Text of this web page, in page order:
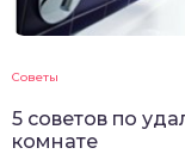
Советы
5 советов по
комнате